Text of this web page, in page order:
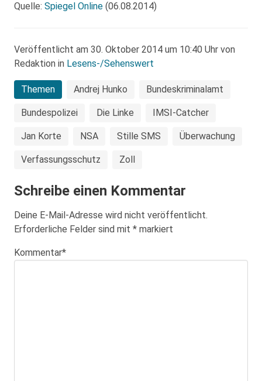
Quelle: Spiegel Online (06.08.2014)
Veröffentlicht am 30. Oktober 2014 um 10:40 Uhr von
Redaktion in Lesens-/Sehenswert
Themen Andrej Hunko Bundeskriminalamt
Bundespolizei Die Linke IMSI-Catcher
Jan Korte NSA Stille SMS Überwachung
Verfassungsschutz Zoll
Schreibe einen Kommentar
Deine E-Mail-Adresse wird nicht veröffentlicht.
Erforderliche Felder sind mit * markiert
Kommentar*